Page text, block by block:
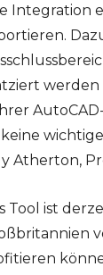
Integration
werden
Atherton,
Tool ist